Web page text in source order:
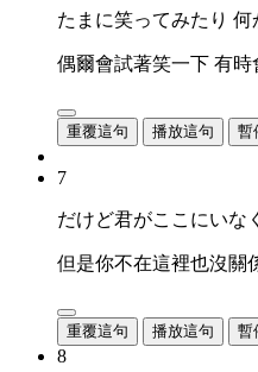
たまに笑ってみたり 何
偶爾會試著笑一下 有時
重覆這句 播放這句 暫
7
だけど君がここにいな
但是你不在這裡也沒關
重覆這句 播放這句 暫
8